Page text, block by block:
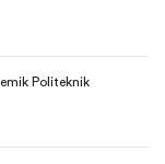
Politeknik